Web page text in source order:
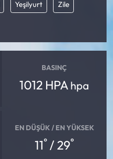
Yeşilyurt Zile
BASINÇ
1012 HPA hpa
EN DÜŞÜK / EN YÜKSEK
11° / 29°